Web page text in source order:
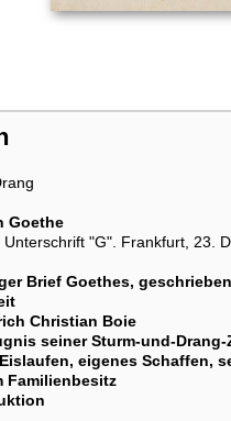
Goethe
"G". Frankfurt, 23.
Brief Goethes,
Christian Boie
seiner Sturm-und-Drang-
eigenes Schaffen,
Familienbesitz